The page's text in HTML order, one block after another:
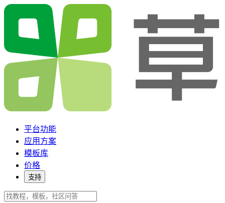
平台功能
应用方案
模板库
价格
支持